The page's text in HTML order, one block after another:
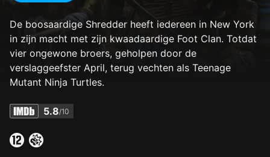
De boosaardige Shredder heeft iedereen in New York
in zijn macht met zijn kwaadaardige Foot Clan. Totdat
vier ongewone broers, geholpen door de
verslaggeefster April, terug vechten als Teenage
Mutant Ninja Turtles.
5.8/10